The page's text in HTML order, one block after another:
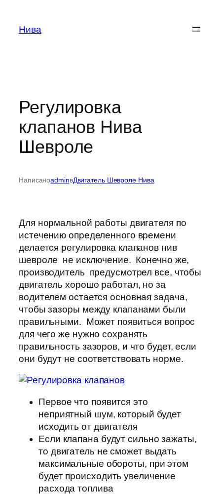
содержимому
Нива
Регулировка
клапанов Нива
Шевроле
НаписаноadminвДвигатель Шевроле Нива
Для нормальной работы двигателя по
истечению определенного времени
делается регулировка клапанов нив
шевроле не исключение. Конечно же,
производитель предусмотрел все, чтобы
двигатель хорошо работал, но за
водителем остается основная задача,
чтобы зазоры между клапанами были
правильными. Может появиться вопрос
для чего же нужно сохранять
правильность зазоров, и что будет, если
они будут не соответствовать норме.
Первое что появится это
неприятный шум, который будет
исходить от двигателя
Если клапана будут сильно зажаты,
то двигатель не сможет выдать
максимальные обороты, при этом
будет происходить увеличение
расхода топлива